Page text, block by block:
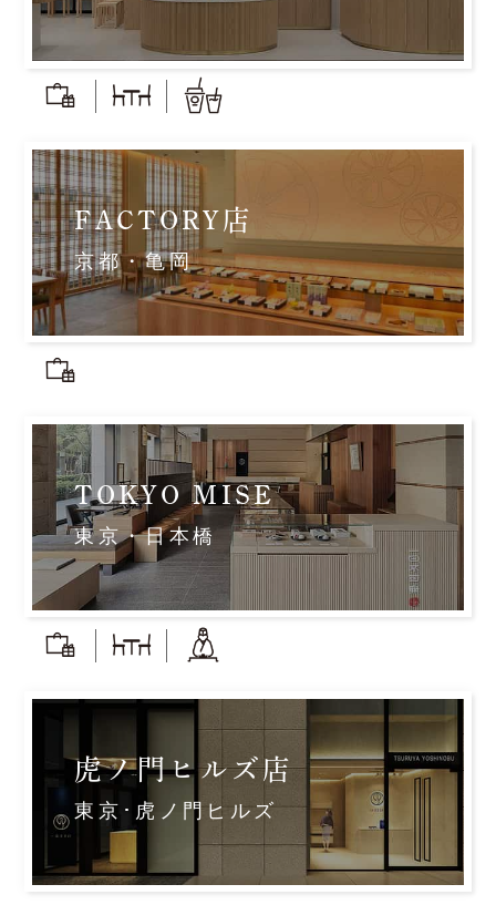
FACTORY店
京都・亀岡
TOKYO MISE
東京・日本橋
虎ノ門ヒルズ店
東京･虎ノ門ヒルズ